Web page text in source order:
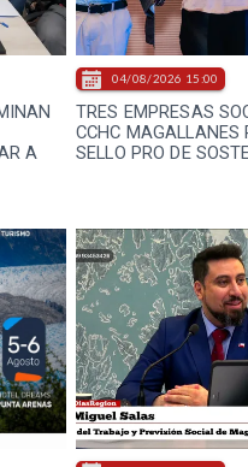
A
TRES EMPRESAS
CCHC MAGALLANES
SELLO PRO DE
04/08/2026 15:00